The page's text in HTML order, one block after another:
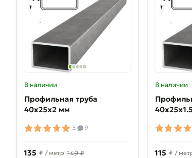
В наличии
Профильная труба
40х25х2 мм
5 9
135 ₽ / метр 149 ₽
В наличии
115 ₽ /